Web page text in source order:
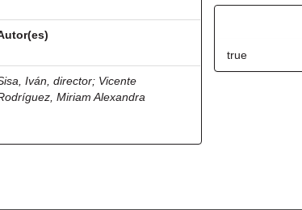
Iván, director; Vicente
Miriam Alexandra
true